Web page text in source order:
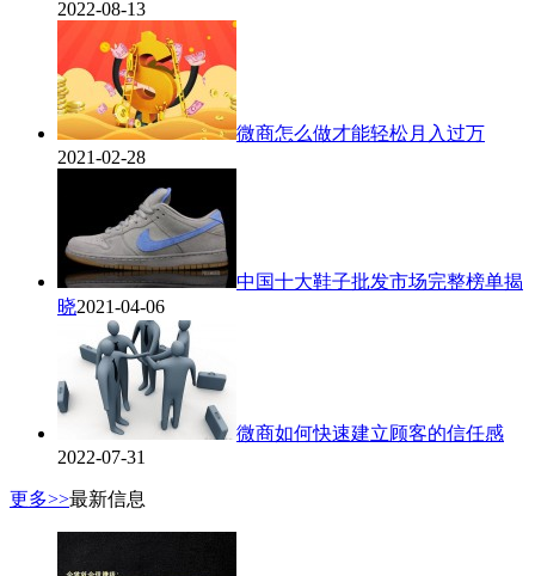
2022-08-13
微商怎么做才能轻松月入过万
2021-02-28
中国十大鞋子批发市场完整榜单揭
晓2021-04-06
微商如何快速建立顾客的信任感
2022-07-31
更多>>最新信息